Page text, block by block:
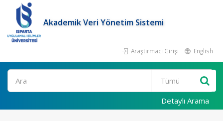
Akademik Veri Yönetim Sistemi
Araştırmacı Girişi English
Ara
Detaylı Arama